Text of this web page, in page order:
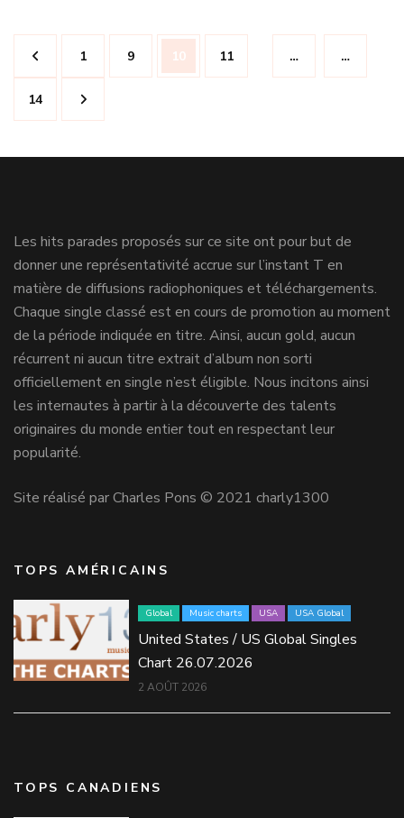
Navigation
des
articles
Page
1 …
Page
9 Page
10 Page
11 …
Page
14
Les hits parades proposés sur ce site ont pour but de
donner une représentativité accrue sur l’instant T en
matière de diffusions radiophoniques et téléchargements.
Chaque single classé est en cours de promotion au moment
de la période indiquée en titre. Ainsi, aucun gold, aucun
récurrent ni aucun titre extrait d’album non sorti
officiellement en single n’est éligible. Nous incitons ainsi
les internautes à partir à la découverte des talents
originaires du monde entier tout en respectant leur
popularité.
Site réalisé par Charles Pons © 2021 charly1300
TOPS AMÉRICAINS
Global Music charts USA USA Global
United States / US Global Singles
Chart 26.07.2026
2 AOÛT 2026
TOPS CANADIENS